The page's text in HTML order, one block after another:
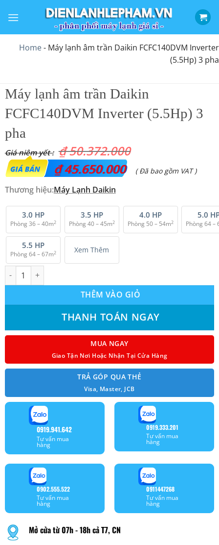
qua
Home- Máy lạnh âm trần Daikin FCFC140DVM Inverter
(5.5Hp) 3 pha
Máy lạnh âm trần Daikin
FCFC140DVM Inverter (5.5Hp) 3
pha
₫50.372.000
Giá
gốc
₫ 50.372.000.
₫45.650.000
Giá
là:
₫ 45.650.000.
( Đã bao gồm VAT )
Thương hiệu:Máy Lạnh Daikin
3.0 HP
Phòng 36 – 40m2
3.5 HP
Phòng 40 – 45m2
4.0 HP
Phòng 50 – 54m2
5.0
Phòng 64 –
5.5 HP
Phòng 64 – 67m2 Xem Thêm
Máy lạnh âm trần Daikin FCFC140DVM Inverter (5.5Hp) 3 pha
THÊM VÀO GIỎ
THANH TOÁN NGAY
MUA NGAY
Giao Tận Nơi Hoặc Nhận Tại Cửa Hàng
TRẢ GÓP QUA THẺ
Visa, Master, JCB
0919.941.642
Tư vấn mua
hàng
0919.333.201
Tư vấn mua
hàng
0902.555.522
Tư vấn mua
hàng
0911447268
Tư vấn mua
hàng
Mở cửa từ 07h - 18h cả T7, CN